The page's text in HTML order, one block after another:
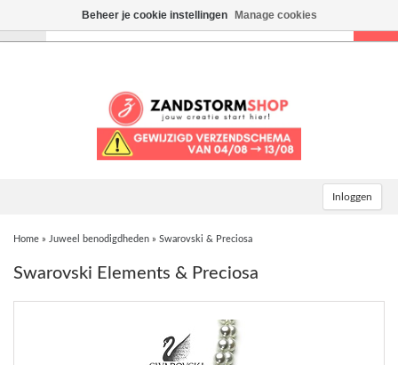
Inloggen
Home » Juweel benodigdheden » Swarovski & Preciosa
Swarovski Elements & Preciosa
Beheer je cookie instellingen Manage cookies